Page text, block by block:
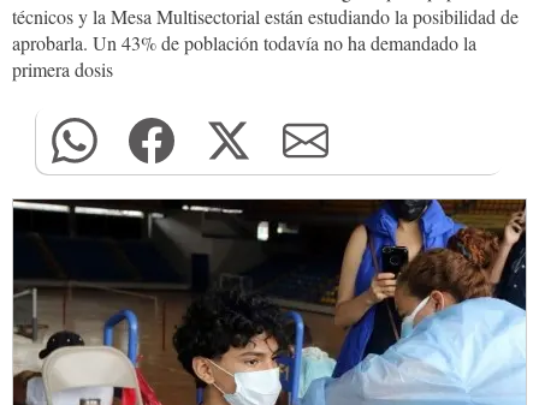
técnicos y la Mesa Multisectorial están estudiando la posibilidad de
aprobarla. Un 43% de población todavía no ha demandado la
primera dosis